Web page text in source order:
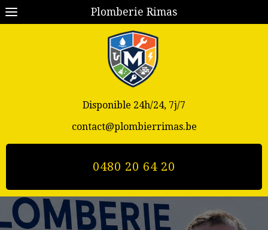
Plomberie Rimas
Disponible 24h/24, 7j/7
contact@plombierrimas.be
0480 20 64 20